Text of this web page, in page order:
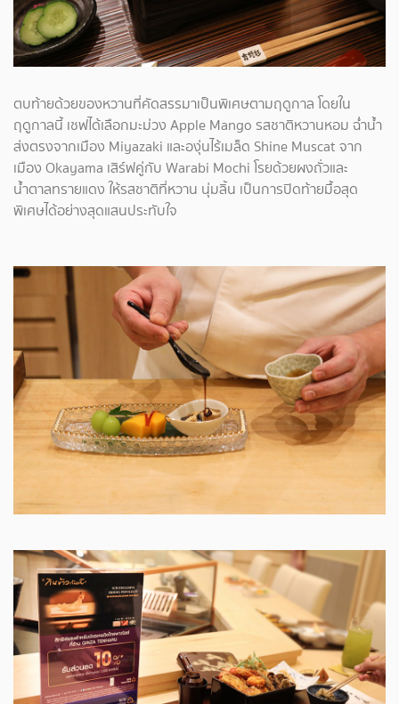
ตบท้ายด้วยของหวานที่คัดสรรมาเป็นพิเศษตามฤดูกาล โดยใน
ฤดูกาลนี้ เชฟได้เลือกมะม่วง Apple Mango รสชาติหวานหอม ฉ่ำน้ำ
ส่งตรงจากเมือง Miyazaki และองุ่นไร้เมล็ด Shine Muscat จาก
เมือง Okayama เสิร์ฟคู่กับ Warabi Mochi โรยด้วยผงถั่วและ
น้ำตาลทรายแดง ให้รสชาติที่หวาน นุ่มลิ้น เป็นการปิดท้ายมื้อสุด
พิเศษได้อย่างสุดแสนประทับใจ